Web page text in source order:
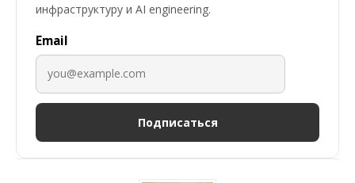
инфраструктуру и AI engineering.
Email
Подписаться